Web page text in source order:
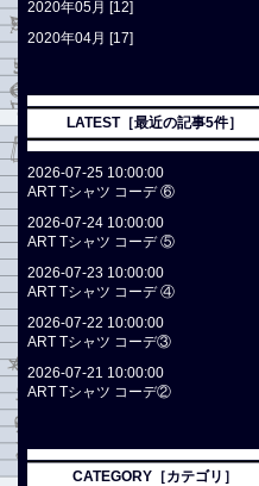
2020年05月 [12]
2020年04月 [17]
LATEST［最近の記事5件］
2026-07-25 10:00:00
ART Tシャツ コーデ ⑥
2026-07-24 10:00:00
ART Tシャツ コーデ ⑤
2026-07-23 10:00:00
ART Tシャツ コーデ ④
2026-07-22 10:00:00
ART Tシャツ コーデ③
2026-07-21 10:00:00
ART Tシャツ コーデ②
CATEGORY［カテゴリ］